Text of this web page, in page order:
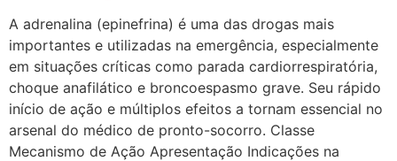
A adrenalina (epinefrina) é uma das drogas mais
importantes e utilizadas na emergência, especialmente
em situações críticas como parada cardiorrespiratória,
choque anafilático e broncoespasmo grave. Seu rápido
início de ação e múltiplos efeitos a tornam essencial no
arsenal do médico de pronto-socorro. Classe
Mecanismo de Ação Apresentação Indicações na